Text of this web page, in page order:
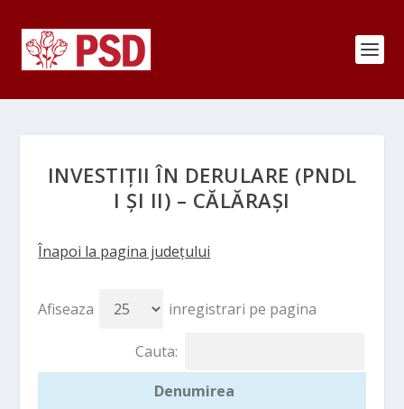
INVESTIȚII ÎN DERULARE (PNDL
I ȘI II) – CĂLĂRAȘI
Înapoi la pagina județului
Afiseaza inregistrari pe pagina
Cauta:
Denumirea